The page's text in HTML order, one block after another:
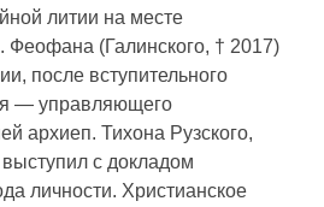
литии на месте
Феофана (Галинского, † 2017)
после вступительного
— управляющего
архиеп. Тихона Рузского,
c докладом
личности. Христианское